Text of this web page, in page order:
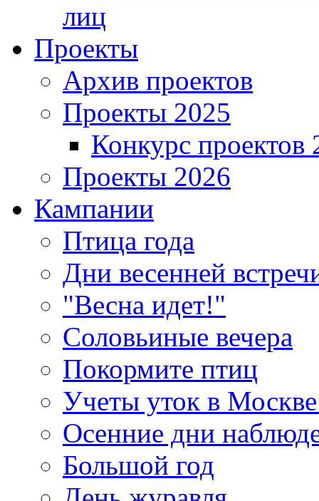
лиц
Проекты
Архив проектов
Проекты 2025
Конкурс проектов
Проекты 2026
Кампании
Птица года
Дни весенней
"Весна идет!"
Соловьиные вечера
Покормите птиц
Учеты уток в
Осенние дни
Большой год